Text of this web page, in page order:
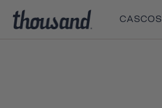
CASCOS